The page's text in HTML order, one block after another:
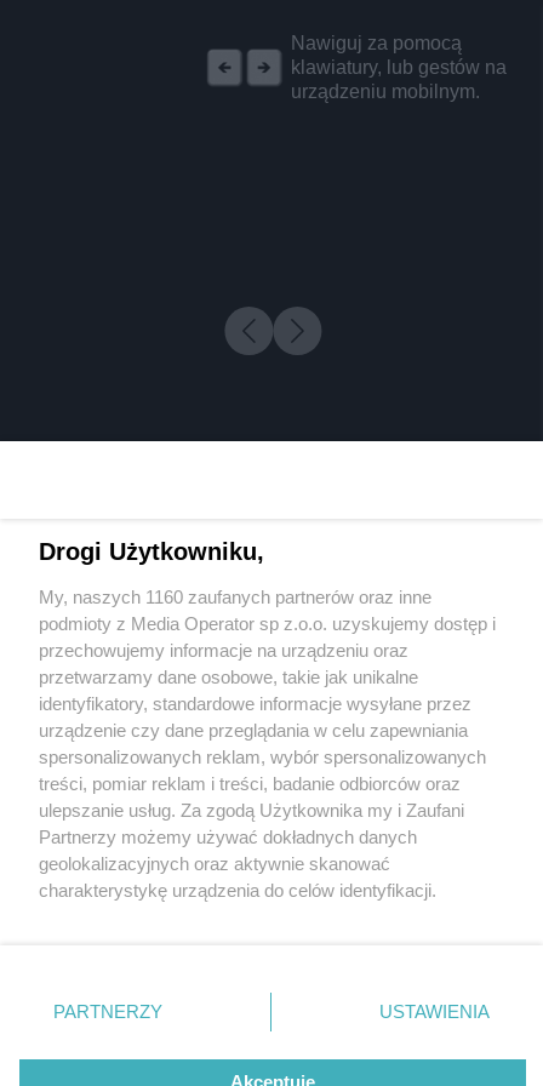
Nawiguj za pomocą
klawiatury, lub gestów na
urządzeniu mobilnym.
14 / 0
Wydawca mediów lokalnych
Nie zapomnij
zapoznać się z:
polityką prywatności regulamin korzystania z portali
Twojemiasto
Piekary Śląskie
Chorzów
Tarnowskie Góry
Gliwice
Skontakuj sięz nami
Kontakt
Wydawca
Redakcja
Drogi Użytkowniku,
My, naszych 1160 zaufanych partnerów oraz inne
podmioty z Media Operator sp z.o.o. uzyskujemy dostęp i
przechowujemy informacje na urządzeniu oraz
przetwarzamy dane osobowe, takie jak unikalne
identyfikatory, standardowe informacje wysyłane przez
urządzenie czy dane przeglądania w celu zapewniania
spersonalizowanych reklam, wybór spersonalizowanych
treści, pomiar reklam i treści, badanie odbiorców oraz
ulepszanie usług. Za zgodą Użytkownika my i Zaufani
Partnerzy możemy używać dokładnych danych
geolokalizacyjnych oraz aktywnie skanować
charakterystykę urządzenia do celów identyfikacji.
zmienić/wycofać klikając przycisk ustawień prywatności
znajdujący się w lewym dolnym rogu strony
rodzaje przetwarzania danych nie wymagają zgody
użytkownika, ale masz prawo sprzeciwić się takiemu
PARTNERZY USTAWIENIA
Akceptuję